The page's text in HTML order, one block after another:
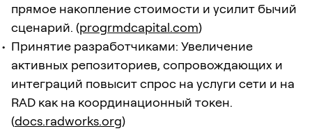
прямое накопление стоимости и усилит бычий
сценарий. (progrmdcapital.com)
Принятие разработчиками: Увеличение
активных репозиториев, сопровождающих и
интеграций повысит спрос на услуги сети и на
RAD как на координационный токен.
(docs.radworks.org)